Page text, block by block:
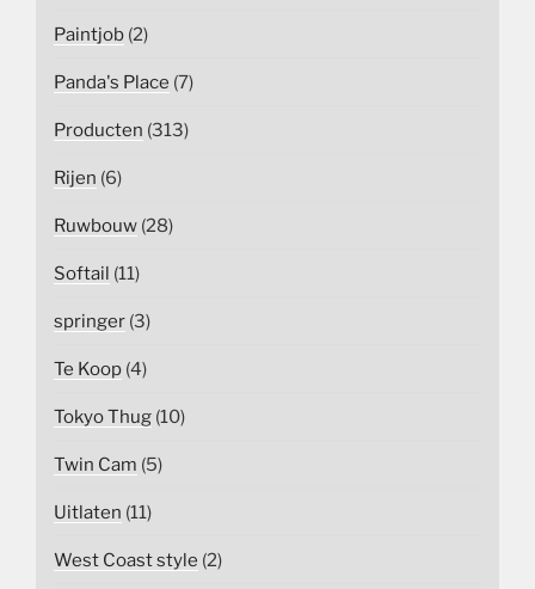
Paintjob (2)
Panda's Place (7)
Producten (313)
Rijen (6)
Ruwbouw (28)
Softail (11)
springer (3)
Te Koop (4)
Tokyo Thug (10)
Twin Cam (5)
Uitlaten (11)
West Coast style (2)